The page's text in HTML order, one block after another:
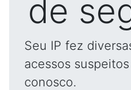
de
Seu IP fez
acessos
conosco.